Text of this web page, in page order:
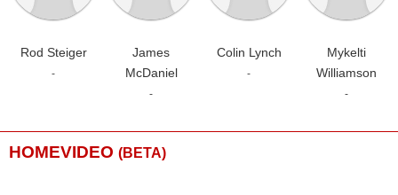
Rod Steiger
-
James
McDaniel
-
Colin Lynch
-
Mykelti
Williamson
-
HOMEVIDEO (BETA)